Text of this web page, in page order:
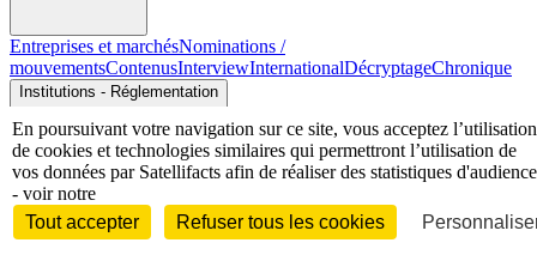
Entreprises et marchésNominations /
mouvementsContenusInterviewInternationalDécryptageChronique
Institutions - Réglementation
En poursuivant votre navigation sur ce site, vous acceptez l’utilisation
de cookies et technologies similaires qui permettront l’utilisation de
vos données par Satellifacts afin de réaliser des statistiques d'audience
- voir notre
Tout accepter
Refuser tous les cookies